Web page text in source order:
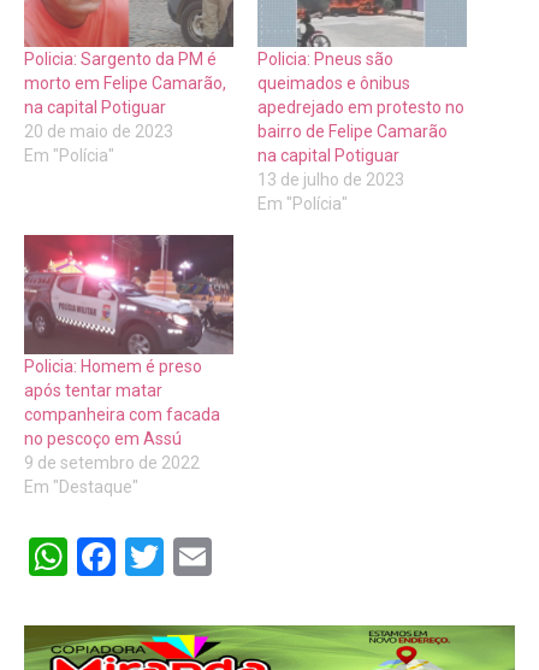
Policia: Sargento da PM é
morto em Felipe Camarão,
na capital Potiguar
20 de maio de 2023
Em "Polícia"
Policia: Pneus são
queimados e ônibus
apedrejado em protesto no
bairro de Felipe Camarão
na capital Potiguar
13 de julho de 2023
Em "Polícia"
Policia: Homem é preso
após tentar matar
companheira com facada
no pescoço em Assú
9 de setembro de 2022
Em "Destaque"
WhatsApp
Facebook
Twitter